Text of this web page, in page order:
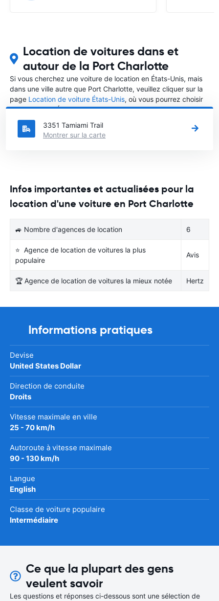
Location de voitures dans et
autour de la Port Charlotte
Si vous cherchez une voiture de location en États-Unis, mais
dans une ville autre que Port Charlotte, veuillez cliquer sur la
page Location de voiture États-Unis, où vous pourrez choisir
la ville dans le États-Unis où vous souhaitez louer une voiture.
3351 Tamiami Trail
Montrer sur la carte
Infos importantes et actualisées pour la
location d'une voiture en Port Charlotte
🚙 Nombre d'agences de location 6
⭐ Agence de location de voitures la plus
populaire
Avis
🏆 Agence de location de voitures la mieux notée Hertz
Informations pratiques
Devise
United States Dollar
Direction de conduite
Droits
Vitesse maximale en ville
25 - 70 km/h
Autoroute à vitesse maximale
90 - 130 km/h
Langue
English
Classe de voiture populaire
Intermédiaire
Ce que la plupart des gens
veulent savoir
Les questions et réponses ci-dessous sont une sélection de